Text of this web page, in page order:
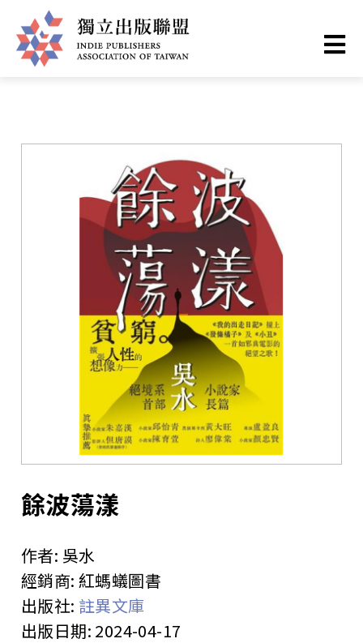
至
主
立
您
裡
首頁 ❯ 書籍一覽
餘波蕩漾
作者: 吳水
經銷商: 紅螞蟻圖書
出版社: 註異文庫
出版日期: 2024-04-17